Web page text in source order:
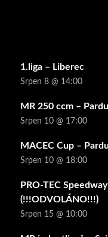
1.liga – Liberec
Srpen 8 @ 14:00
MR 250 ccm –
Srpen 10 @ 17:00
MACEC Cup –
Srpen 10 @ 18:00
PRO-TEC
(!!!ODVOLÁNO!!!)
Srpen 15 @ 10:00